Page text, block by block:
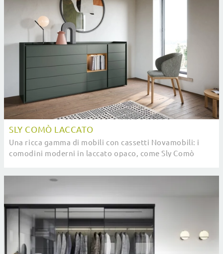
SLY COMÒ LACCATO
Una ricca gamma di mobili con cassetti Novamobili: i
comodini moderni in laccato opaco, come Sly Comò